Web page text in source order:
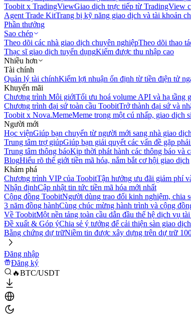
Toobit x TradingViewGiao dịch trực tiếp từ TradingView
Agent Trade KitTrang bị kỹ năng giao dịch và tài khoản
Phần thưởng
Sao chép
Theo dõi các nhà giao dịch chuyên nghiệpTheo dõi thao
Thạc sĩ giao dịch tuyển dụngKiếm được thu nhập cao
Nhiều hơn
Tài chính
Quản lý tài chínhKiếm lợi nhuận ổn định từ tiền điện tử
Khuyến mãi
Chương trình Môi giớiTối ưu hoá volume API và hạ tầng
Chương trình đại sứ toàn cầu ToobitTrở thành đại sứ và
Toobit x Nova.MemeMeme trong một cú nhấp, giao dịch
Người mới
Học việnGiúp bạn chuyển từ người mới sang nhà giao
Trung tâm trợ giúpGiúp bạn giải quyết các vấn đề gặp
Trung tâm thông báoKịp thời phát hành các thông báo và
BlogHiểu rõ thế giới tiền mã hóa, nắm bắt cơ hội giao dịch
Khám phá
Chương trình VIP của ToobitTận hưởng ưu đãi giảm phí
Nhận địnhCập nhật tin tức tiền mã hóa mới nhất
Cộng đồng ToobitNgười dùng trao đổi kinh nghiệm, chia
3 năm đồng hànhCùng chúc mừng hành trình và cộng
Về ToobitMột nền tảng toàn cầu dẫn đầu thế hệ dịch vụ
Đề xuất & Góp ýChia sẻ ý tưởng để cải thiện sàn giao dịch
Bằng chứng dự trữNiềm tin được xây dựng trên dự trữ
Đăng nhập
Đăng ký
🔥BTC/USDT